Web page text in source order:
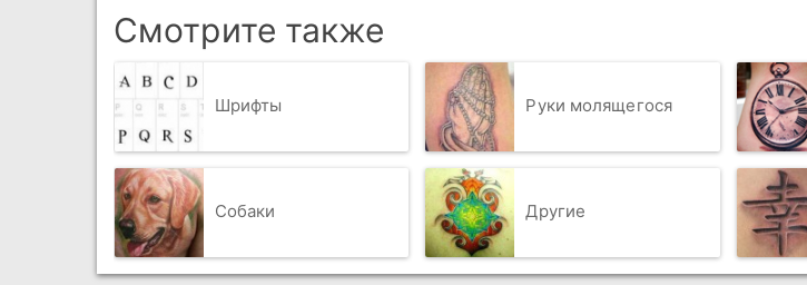
Смотрите также
Шрифты Руки молящегося
Собаки Другие